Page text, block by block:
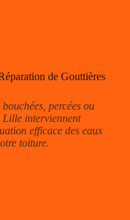
de Gouttières
percées ou
Lille interviennent
efficace des eaux
toiture.